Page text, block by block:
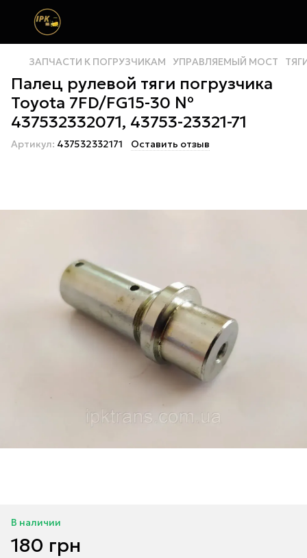
ЗАПЧАСТИ К ПОГРУЗЧИКАМ УПРАВЛЯЕМЫЙ МОСТ
Палец рулевой тяги погрузчика
Toyota 7FD/FG15-30 №
437532332071, 43753-23321-71
Артикул: 437532332171 Оставить отзыв
В наличии
180 грн